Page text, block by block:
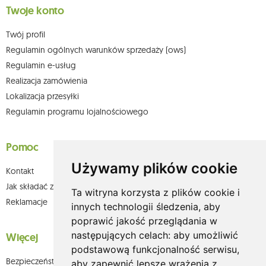
Używamy plików cookie
Ta witryna korzysta z plików cookie i
innych technologii śledzenia, aby
poprawić jakość przeglądania w
następujących celach: aby umożliwić
podstawową funkcjonalność serwisu,
aby zapewnić lepsze wrażenia z
Twoje konto
Twój profil
Regulamin ogólnych warunków sprzedaży (ows)
Regulamin e-usług
Realizacja zamówienia
Lokalizacja przesyłki
Regulamin programu lojalnościowego
Pomoc
Kontakt
Jak składać zamówienia w sklepie olium.pl?
Reklamacje
Więcej
Bezpieczeństwo płatności